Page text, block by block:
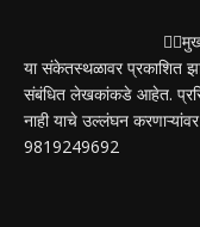
या संकेतस्थळावर प्रकाशित
संबंधित लेखकांकडे आहेत.
नाही याचे उल्लंघन
9819249692